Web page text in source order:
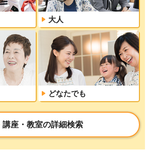
大人
どなたでも
講座・教室の詳細検索